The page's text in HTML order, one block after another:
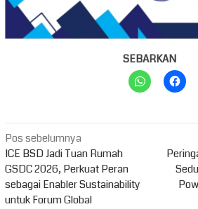
SEBARKAN
Navigasi
pos
Pos sebelumnya
ICE BSD Jadi Tuan Rumah
GSDC 2026, Perkuat Peran
sebagai Enabler Sustainability
untuk Forum Global